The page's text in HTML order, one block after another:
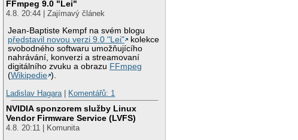
FFmpeg 9.0 "Lei"
4.8. 20:44 | Zajímavý článek
Jean-Baptiste Kempf na svém blogu
představil novou verzi 9.0 "Lei"
kolekce
svobodného softwaru umožňujícího
nahrávání, konverzi a streamovaní
digitálního zvuku a obrazu FFmpeg
(Wikipedie ).
Ladislav Hagara
Komentářů: 1
NVIDIA sponzorem služby Linux
Vendor Firmware Service (LVFS)
4.8. 20:11 | Komunita